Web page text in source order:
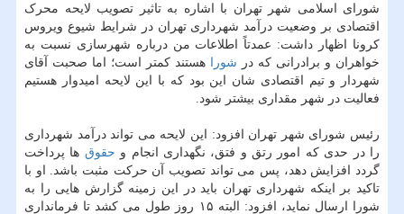
شورای اسلامی شهر تهران با اشاره به تاثیر تصویب لایحه محرک
اقتصادی بر وضعیت درآمد شهرداری تهران در شرایط شیوع ویروس
کرونا اظهار داشت: عمدتاً اطلاعات من درباره شهرسازی نسبت به
خواهران و برادرانی که در شورا هستند کمتر است؛ اما صحبت آقای
شهردار و تیم اقتصادی شان این بود که با این لایحه امیدوار هستیم
فعالیت در شهر مقداری بیشتر شود.
رئیس شورای شهر تهران افزود: این لایحه می تواند درآمد شهرداری
را در حدی که امور رتق و فتق، نگهداری انجام و حقوق ها پرداخت
گردد افزایش دهد، پس می تواند تصویب آن حرکت مثبت باشد. او با
تاکید بر اینکه شهرداری تهران باید در این زمینه گزارش هایی را به
شورا ارسال نماید، افزود: البته ۱۵ روز طول می کشد تا فرمانداری